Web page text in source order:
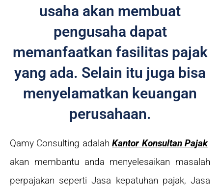
usaha akan membuat
pengusaha dapat
memanfaatkan fasilitas pajak
yang ada. Selain itu juga bisa
menyelamatkan keuangan
perusahaan.
Qamy Consulting adalahKantor Konsultan Pajak
akan membantu anda menyelesaikan masalah
perpajakan seperti Jasa kepatuhan pajak, Jasa